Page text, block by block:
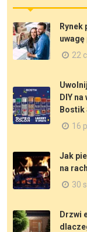
22
DIY
Bostik
16
Jak
na
30
Drzwi